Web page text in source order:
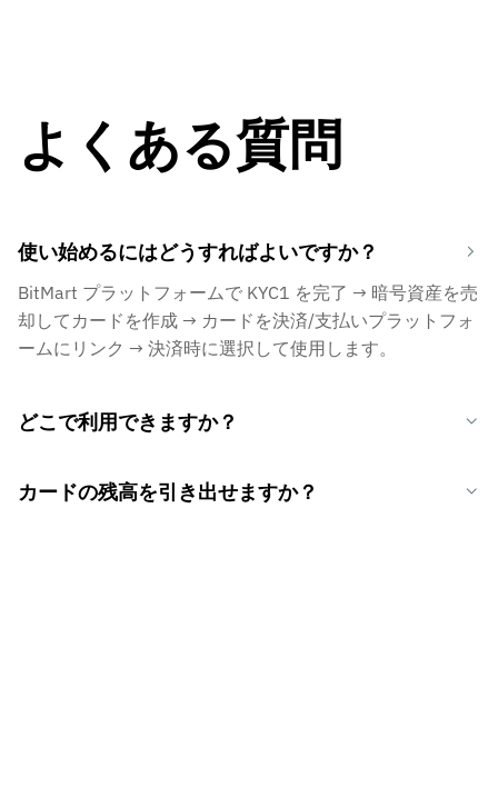
よくある質問
使い始めるにはどうすればよいですか？
BitMart プラットフォームで KYC1 を完了 → 暗号資産を売
却してカードを作成 → カードを決済/支払いプラットフォ
ームにリンク → 決済時に選択して使用します。
どこで利用できますか？
カードの残高を引き出せますか？